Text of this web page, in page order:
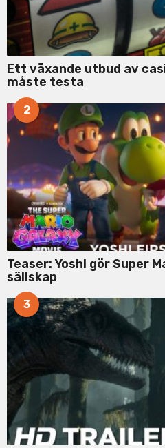
Ett växande utbud av
måste testa
2
Teaser: Yoshi gör Super
sällskap
3